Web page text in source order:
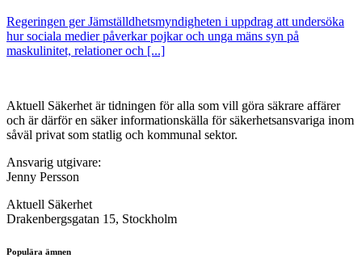
Regeringen ger Jämställdhetsmyndigheten i uppdrag att undersöka
hur sociala medier påverkar pojkar och unga mäns syn på
maskulinitet, relationer och [...]
Aktuell Säkerhet är tidningen för alla som vill göra säkrare affärer
och är därför en säker informationskälla för säkerhets­ansvariga inom
såväl privat som statlig och kommunal sektor.
Ansvarig utgivare:
Jenny Persson
Aktuell Säkerhet
Drakenbergsgatan 15, Stockholm
Populära ämnen